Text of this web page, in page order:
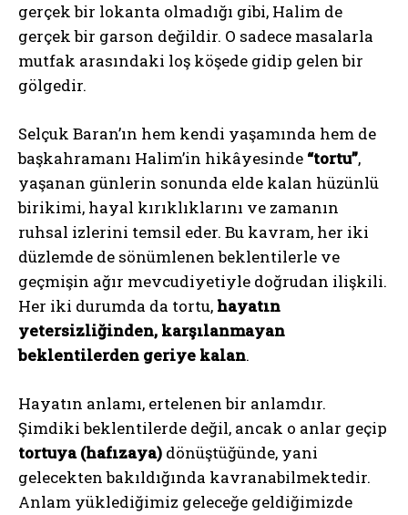
gerçek bir lokanta olmadığı gibi, Halim de
gerçek bir garson değildir. O sadece masalarla
mutfak arasındaki loş köşede gidip gelen bir
gölgedir.
Selçuk Baran’ın hem kendi yaşamında hem de
başkahramanı Halim’in hikâyesinde “tortu”,
yaşanan günlerin sonunda elde kalan hüzünlü
birikimi, hayal kırıklıklarını ve zamanın
ruhsal izlerini temsil eder. Bu kavram, her iki
düzlemde de sönümlenen beklentilerle ve
geçmişin ağır mevcudiyetiyle doğrudan ilişkili.
Her iki durumda da tortu, hayatın
yetersizliğinden, karşılanmayan
beklentilerden geriye kalan.
Hayatın anlamı, ertelenen bir anlamdır.
Şimdiki beklentilerde değil, ancak o anlar geçip
tortuya (hafızaya) dönüştüğünde, yani
gelecekten bakıldığında kavranabilmektedir.
Anlam yüklediğimiz geleceğe geldiğimizde